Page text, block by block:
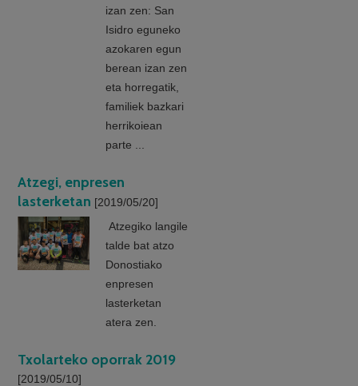
izan zen: San
Isidro eguneko
azokaren egun
berean izan zen
eta horregatik,
familiek bazkari
herrikoiean
parte ...
Atzegi, enpresen
lasterketan [2019/05/20]
Atzegiko langile
talde bat atzo
Donostiako
enpresen
lasterketan
atera zen.
Txolarteko oporrak 2019
[2019/05/10]